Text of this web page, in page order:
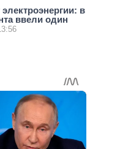
в
ввели один